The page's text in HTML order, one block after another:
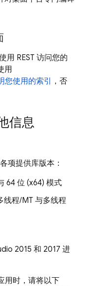
用 REST 访问您的
用
您使用的索引
，否
信息
项提供库版本：
64 位 (x64) 模式
线程/MT 与多线程
2015 和 2017 进
用时，请将以下